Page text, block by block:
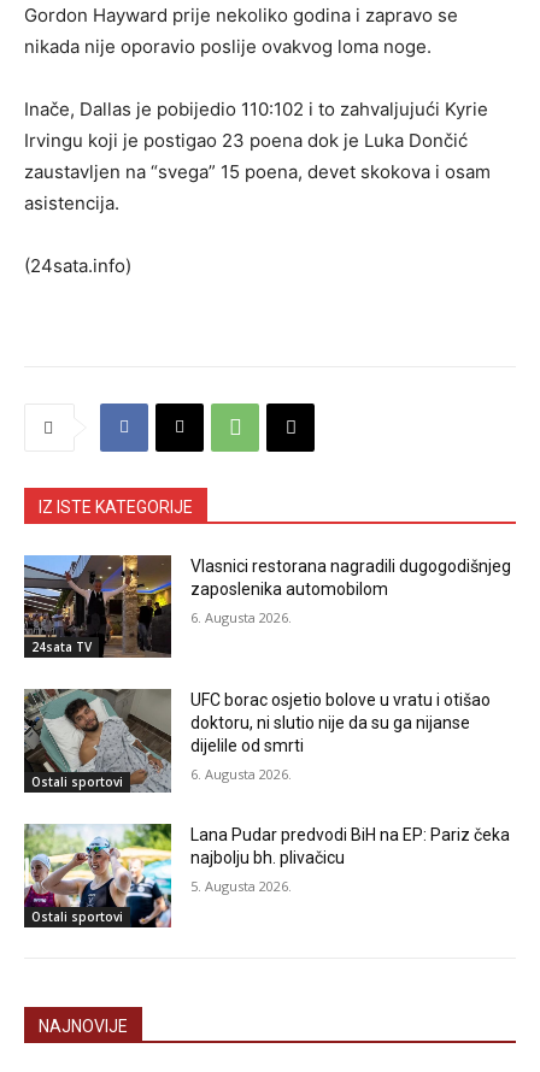
Gordon Hayward prije nekoliko godina i zapravo se
nikada nije oporavio poslije ovakvog loma noge.
Inače, Dallas je pobijedio 110:102 i to zahvaljujući Kyrie
Irvingu koji je postigao 23 poena dok je Luka Dončić
zaustavljen na “svega” 15 poena, devet skokova i osam
asistencija.
(24sata.info)
IZ ISTE KATEGORIJE
24sata TV
Vlasnici restorana nagradili dugogodišnjeg
zaposlenika automobilom
6. Augusta 2026.
Ostali sportovi
UFC borac osjetio bolove u vratu i otišao
doktoru, ni slutio nije da su ga nijanse
dijelile od smrti
6. Augusta 2026.
Ostali sportovi
Lana Pudar predvodi BiH na EP: Pariz čeka
najbolju bh. plivačicu
5. Augusta 2026.
NAJNOVIJE